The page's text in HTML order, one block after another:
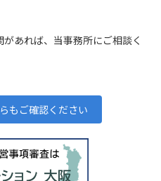
あれば、当事務所にご相談く
もご確認ください